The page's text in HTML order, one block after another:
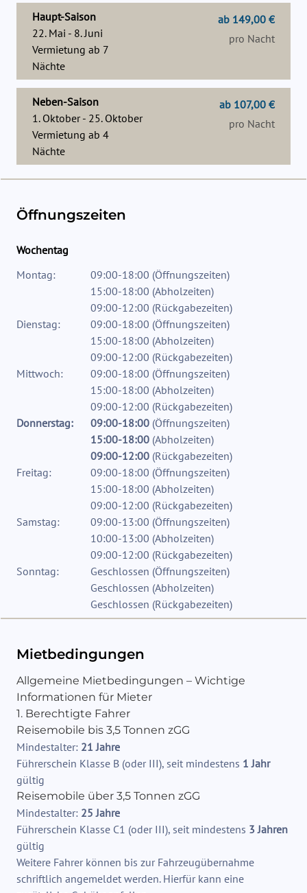
Haupt-Saison
22. Mai - 8. Juni
Vermietung ab 7
Nächte
ab 149,00 €
pro Nacht
Neben-Saison
1. Oktober - 25. Oktober
Vermietung ab 4
Nächte
ab 107,00 €
pro Nacht
Öffnungszeiten
Wochentag
Montag:
09:00-18:00 (Öffnungszeiten)
15:00-18:00 (Abholzeiten)
09:00-12:00 (Rückgabezeiten)
Dienstag:
09:00-18:00 (Öffnungszeiten)
15:00-18:00 (Abholzeiten)
09:00-12:00 (Rückgabezeiten)
Mittwoch:
09:00-18:00 (Öffnungszeiten)
15:00-18:00 (Abholzeiten)
09:00-12:00 (Rückgabezeiten)
Donnerstag:
09:00-18:00(Öffnungszeiten)
15:00-18:00(Abholzeiten)
09:00-12:00(Rückgabezeiten)
Freitag:
09:00-18:00 (Öffnungszeiten)
15:00-18:00 (Abholzeiten)
09:00-12:00 (Rückgabezeiten)
Samstag:
09:00-13:00 (Öffnungszeiten)
10:00-13:00 (Abholzeiten)
09:00-12:00 (Rückgabezeiten)
Sonntag:
Geschlossen (Öffnungszeiten)
Geschlossen (Abholzeiten)
Geschlossen (Rückgabezeiten)
Mietbedingungen
Allgemeine Mietbedingungen – Wichtige
Informationen für Mieter
1. Berechtigte Fahrer
Reisemobile bis 3,5 Tonnen zGG
Mindestalter: 21 Jahre
Führerschein Klasse B (oder III), seit mindestens 1 Jahr
gültig
Reisemobile über 3,5 Tonnen zGG
Mindestalter: 25 Jahre
Führerschein Klasse C1 (oder III), seit mindestens 3 Jahren
gültig
Weitere Fahrer können bis zur Fahrzeugübernahme
schriftlich angemeldet werden. Hierfür kann eine